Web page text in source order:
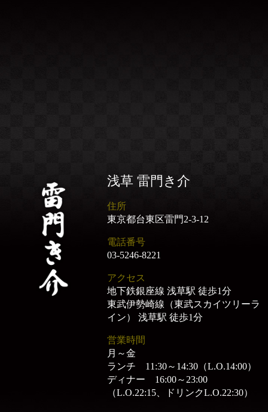
浅草 雷門き介
住所
東京都台東区雷門2-3-12
電話番号
03-5246-8221
アクセス
地下鉄銀座線 浅草駅 徒歩1分
東武伊勢崎線（東武スカイツリーラ
イン） 浅草駅 徒歩1分
営業時間
月～金
ランチ 11:30～14:30（L.O.14:00）
ディナー 16:00～23:00
（L.O.22:15、ドリンクL.O.22:30）